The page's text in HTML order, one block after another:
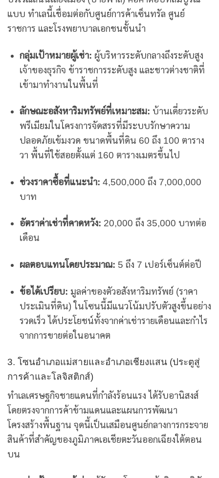
แบบ ทำเลนี้เชื่อมต่อกับศูนย์การค้าเซ็นทรัล ศูนย์
ราชการ และโรงพยาบาลเอกชนชั้นนำ
กลุ่มเป้าหมายผู้เช่า: ผู้บริหารระดับกลางถึงระดับสูง
เจ้าของธุรกิจ ข้าราชการระดับสูง และชาวต่างชาติที่
เข้ามาทำงานในพื้นที่
ลักษณะอสังหาริมทรัพย์ที่เหมาะสม: บ้านเดี่ยวระดับ
พรีเมียมในโครงการจัดสรรที่มีระบบรักษาความ
ปลอดภัยเข้มงวด ขนาดพื้นที่ดิน 60 ถึง 100 ตาราง
วา พื้นที่ใช้สอยตั้งแต่ 160 ตารางเมตรขึ้นไป
ช่วงราคาซื้อที่แนะนำ: 4,500,000 ถึง 7,000,000
บาท
อัตราค่าเช่าที่คาดหวัง: 20,000 ถึง 35,000 บาทต่อ
เดือน
ผลตอบแทนโดยประมาณ: 5 ถึง 7 เปอร์เซ็นต์ต่อปี
ข้อได้เปรียบ: มูลค่าของตัวอสังหาริมทรัพย์ (ราคา
ประเมินที่ดิน) ในโซนนี้มีแนวโน้มปรับตัวสูงขึ้นอย่าง
รวดเร็ว ได้ประโยชน์ทั้งจากค่าเช่ารายเดือนและกำไร
จากการขายต่อในอนาคต
3. โซนอำเภอแม่สายและอำเภอเชียงแสน (ประตูสู่
การค้าและโลจิสติกส์)
ทำเลเศรษฐกิจชายแดนที่กำลังร้อนแรง ได้รับอานิสงส์
โดยตรงจากการค้าข้ามแดนและแผนการพัฒนา
โครงสร้างพื้นฐาน จุดนี้เป็นเสมือนศูนย์กลางการกระจาย
สินค้าที่สำคัญของภูมิภาคเอเชียตะวันออกเฉียงใต้ตอน
บน